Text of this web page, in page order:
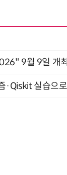
9월 9일 개최